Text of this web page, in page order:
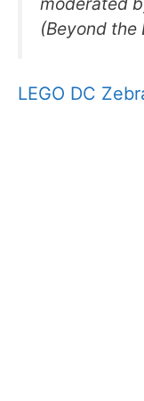
(Beyond the
LEGO DC